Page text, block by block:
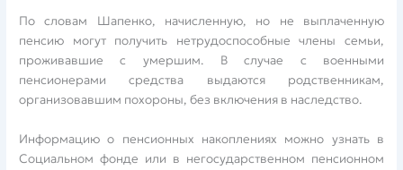
По словам Шапенко, начисленную, но не выплаченную
пенсию могут получить нетрудоспособные члены семьи,
проживавшие с умершим. В случае с военными
пенсионерами средства выдаются родственникам,
организовавшим похороны, без включения в наследство.
Информацию о пенсионных накоплениях можно узнать в
Социальном фонде или в негосударственном пенсионном